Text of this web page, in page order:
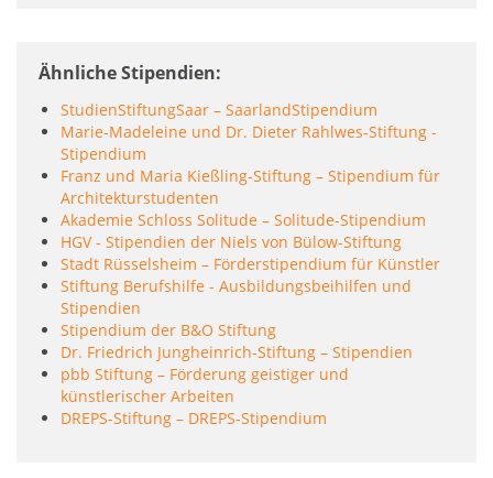
Ähnliche Stipendien
StudienStiftungSaar – SaarlandStipendium
Marie-Madeleine und Dr. Dieter Rahlwes-Stiftung -
Stipendium
Franz und Maria Kießling-Stiftung – Stipendium für
Architekturstudenten
Akademie Schloss Solitude – Solitude-Stipendium
HGV - Stipendien der Niels von Bülow-Stiftung
Stadt Rüsselsheim – Förderstipendium für Künstler
Stiftung Berufshilfe - Ausbildungsbeihilfen und
Stipendien
Stipendium der B&O Stiftung
Dr. Friedrich Jungheinrich-Stiftung – Stipendien
pbb Stiftung – Förderung geistiger und
künstlerischer Arbeiten
DREPS-Stiftung – DREPS-Stipendium